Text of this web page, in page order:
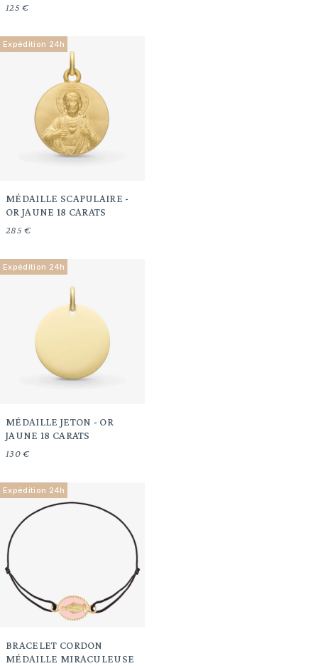
125 €
Expédition 24h
MÉDAILLE SCAPULAIRE -
OR JAUNE 18 CARATS
285 €
Expédition 24h
MÉDAILLE JETON - OR
JAUNE 18 CARATS
130 €
Expédition 24h
BRACELET CORDON
MÉDAILLE MIRACULEUSE